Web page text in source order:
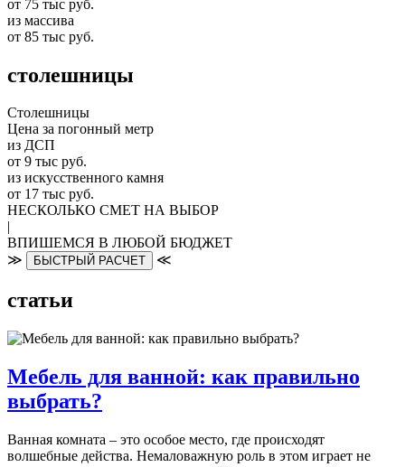
от 75 тыс руб.
из массива
от 85 тыс руб.
столешницы
Столешницы
Цена за погонный метр
из ДСП
от 9 тыс руб.
из искусственного камня
от 17 тыс руб.
НЕСКОЛЬКО СМЕТ НА ВЫБОР
ВПИШЕМСЯ В ЛЮБОЙ БЮДЖЕТ
≫
БЫСТРЫЙ РАСЧЕТ ≪
статьи
Мебель для ванной: как правильно
выбрать?
Ванная комната – это особое место, где происходят
волшебные действа. Немаловажную роль в этом играет не